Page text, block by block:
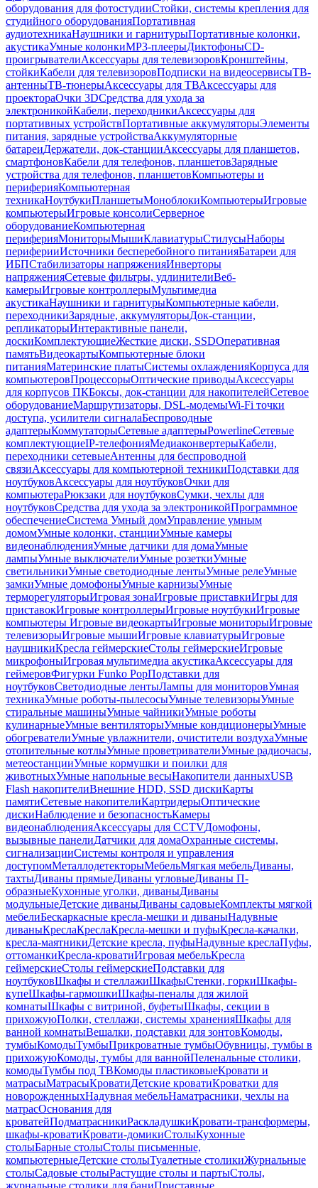
оборудования для фотостудииСтойки, системы крепления для
студийного оборудованияПортативная
аудиотехникаНаушники и гарнитурыПортативные колонки,
акустикаУмные колонкиMP3-плеерыДиктофоныCD-
проигрывателиАксессуары для телевизоровКронштейны,
стойкиКабели для телевизоровПодписки на видеосервисыТВ-
антенныТВ-тюнерыАксессуары для ТВАксессуары для
проектораОчки 3DСредства для ухода за
электроникойКабели, переходникиАксессуары для
портативных устройствПортативные аккумуляторыЭлементы
питания, зарядные устройстваАккумуляторные
батареиДержатели, док-станцииАксессуары для планшетов,
смартфоновКабели для телефонов, планшетовЗарядные
устройства для телефонов, планшетовКомпьютеры и
периферияКомпьютерная
техникаНоутбукиПланшетыМоноблокиКомпьютерыИгровые
компьютерыИгровые консолиСерверное
оборудованиеКомпьютерная
периферияМониторыМышиКлавиатурыСтилусыНаборы
периферииИсточники бесперебойного питанияБатареи для
ИБПСтабилизаторы напряженияИнверторы
напряженияСетевые фильтры, удлинителиВеб-
камерыИгровые контроллерыМультимедиа
акустикаНаушники и гарнитурыКомпьютерные кабели,
переходникиЗарядные, аккумуляторыДок-станции,
репликаторыИнтерактивные панели,
доскиКомплектующиеЖесткие диски, SSDОперативная
памятьВидеокартыКомпьютерные блоки
питанияМатеринские платыСистемы охлажденияКорпуса для
компьютеровПроцессорыОптические приводыАксессуары
для корпусов ПКБоксы, док-станции для накопителейСетевое
оборудованиеМаршрутизаторы, DSL-модемыWi-Fi точки
доступа, усилители сигналаБеспроводные
адаптерыКоммутаторыСетевые адаптерыPowerlineСетевые
комплектующиеIP-телефонияМедиаконвертерыКабели,
переходники сетевыеАнтенны для беспроводной
связиАксессуары для компьютерной техникиПодставки для
ноутбуковАксессуары для ноутбуковОчки для
компьютераРюкзаки для ноутбуковСумки, чехлы для
ноутбуковСредства для ухода за электроникойПрограммное
обеспечениеСистема Умный домУправление умным
домомУмные колонки, станцииУмные камеры
видеонаблюденияУмные датчики для домаУмные
лампыУмные выключателиУмные розеткиУмные
светильникиУмные светодиодные лентыУмные релеУмные
замкиУмные домофоныУмные карнизыУмные
терморегуляторыИгровая зонаИгровые приставкиИгры для
приставокИгровые контроллерыИгровые ноутбукиИгровые
компьютеры Игровые видеокартыИгровые мониторыИгровые
телевизорыИгровые мышиИгровые клавиатурыИгровые
наушникиКресла геймерскиеСтолы геймерскиеИгровые
микрофоныИгровая мультимедиа акустикаАксессуары для
геймеровФигурки Funko PopПодставки для
ноутбуковСветодиодные лентыЛампы для мониторовУмная
техникаУмные роботы-пылесосыУмные телевизорыУмные
стиральные машиныУмные чайникиУмные роботы
кулинарныеУмные вентиляторыУмные кондиционерыУмные
обогревателиУмные увлажнители, очистители воздухаУмные
отопительные котлыУмные проветривателиУмные радиочасы,
метеостанцииУмные кормушки и поилки для
животныхУмные напольные весыНакопители данныхUSB
Flash накопителиВнешние HDD, SSD дискиКарты
памятиСетевые накопителиКартридерыОптические
дискиНаблюдение и безопасностьКамеры
видеонаблюденияАксессуары для CCTVДомофоны,
вызывные панелиДатчики для домаОхранные системы,
сигнализацииСистемы контроля и управления
доступомМеталлодетекторыМебельМягкая мебельДиваны,
тахтыДиваны прямыеДиваны угловыеДиваны П-
образныеКухонные уголки, диваныДиваны
модульныеДетские диваныДиваны садовыеКомплекты мягкой
мебелиБескаркасные кресла-мешки и диваныНадувные
диваныКреслаКреслаКресла-мешки и пуфыКресла-качалки,
кресла-маятникиДетские кресла, пуфыНадувные креслаПуфы,
оттоманкиКресла-кроватиИгровая мебельКресла
геймерскиеСтолы геймерскиеПодставки для
ноутбуковШкафы и стеллажиШкафыСтенки, горкиШкафы-
купеШкафы-гармошкиШкафы-пеналы для жилой
комнатыШкафы с витриной, буфетыШкафы, секции в
прихожуюПолки, стеллажи, системы храненияШкафы для
ванной комнатыВешалки, подставки для зонтовКомоды,
тумбыКомодыТумбыПрикроватные тумбыОбувницы, тумбы в
прихожуюКомоды, тумбы для ваннойПеленальные столики,
комодыТумбы под ТВКомоды пластиковыеКровати и
матрасыМатрасыКроватиДетские кроватиКроватки для
новорожденныхНадувная мебельНаматрасники, чехлы на
матрасОснования для
кроватейПодматрасникиРаскладушкиКровати-трансформеры,
шкафы-кроватиКровати-домикиСтолыКухонные
столыБарные столыСтолы письменные,
компьютерныеДетские столыТуалетные столикиЖурнальные
столыСадовые столыРастущие столы и партыСтолы,
журнальные столики для баниПриставные